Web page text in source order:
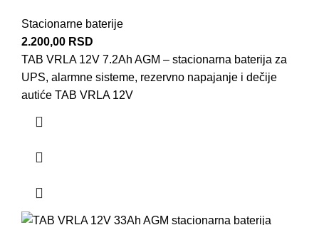
Stacionarne baterije
2.200,00 RSD
TAB VRLA 12V 7.2Ah AGM – stacionarna baterija za
UPS, alarmne sisteme, rezervno napajanje i dečije
autiće TAB VRLA 12V